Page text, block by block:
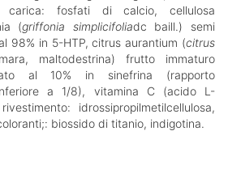
fosfati di calcio, cellulosa
(griffonia simplicifoliadc baill.) semi
98% in 5-HTP, citrus aurantium (citrus
maltodestrina) frutto immaturo
al 10% in sinefrina (rapporto
a 1/8), vitamina C (acido L-
idrossipropilmetilcellulosa,
biossido di titanio, indigotina.